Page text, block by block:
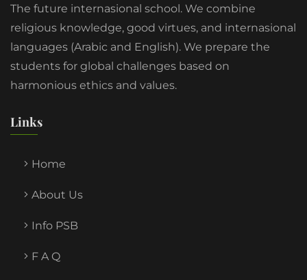
The future internasional school. We combine
religious knowledge, good virtues, and internasional
languages (Arabic and English). We prepare the
students for global challenges based on
harmonious ethics and values.
Links
Home
About Us
Info PSB
F A Q